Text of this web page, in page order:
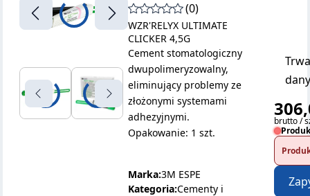
(0)
WZR'RELYX ULTIMATE
CLICKER 4,5G
Cement stomatologiczny
dwupolimeryzowalny,
eliminujący problemy ze
złożonymi systemami
adhezyjnymi.
Opakowanie: 1 szt.
Marka:3M ESPE
Kategoria:Cementy i
brutto /